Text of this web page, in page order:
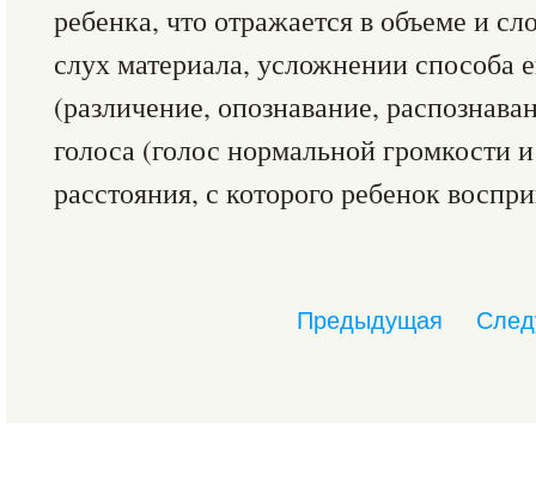
ребенка, что отражается в объеме и
слух материала, усложнении способа
(различение, опознавание,
голоса (голос нормальной громкости
расстояния, с которого ребенок
Предыдущая